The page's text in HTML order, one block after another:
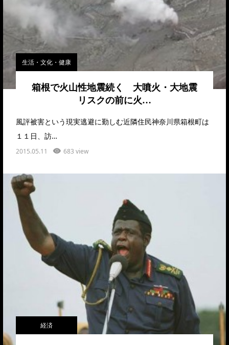
生活・文化・健康
箱根で火山性地震続く 大噴火・大地震
リスクの前に火…
風評被害という現実逃避に勤しむ近隣住民神奈川県箱根町は
１１日、訪…
2015.05.11 683 view
経済